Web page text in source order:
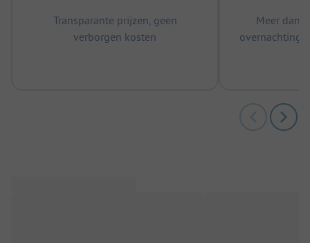
Transparante prijzen, geen
verborgen kosten
Meer dan